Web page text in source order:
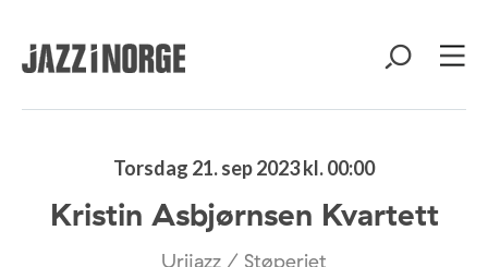
Torsdag 21. sep 2023 kl. 00:00
Kristin Asbjørnsen Kvartett
Urijazz / Støperiet